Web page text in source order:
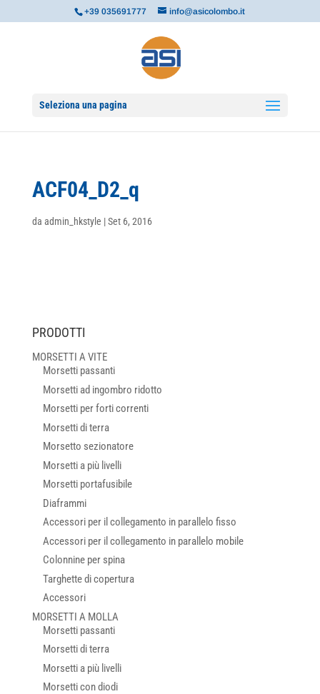
+39 035691777 info@asicolombo.it
Seleziona una pagina
ACF04_D2_q
da admin_hkstyle |Set 6, 2016
PRODOTTI
MORSETTI A VITE
Morsetti passanti
Morsetti ad ingombro ridotto
Morsetti per forti correnti
Morsetti di terra
Morsetto sezionatore
Morsetti a più livelli
Morsetti portafusibile
Diaframmi
Accessori per il collegamento in parallelo fisso
Accessori per il collegamento in parallelo mobile
Colonnine per spina
Targhette di copertura
Accessori
MORSETTI A MOLLA
Morsetti passanti
Morsetti di terra
Morsetti a più livelli
Morsetti con diodi